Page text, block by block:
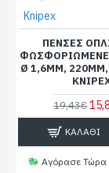
Knipex
ΠΈΝΣΕΣ
Ø 1,6MM,
19,43€
ΚΑΛΆΘΙ
Αγόρασε Τώρα